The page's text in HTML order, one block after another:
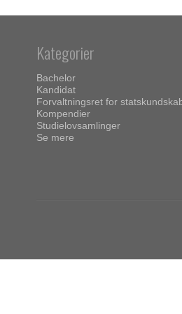
Kategorier
Bachelor
Kandidat
Forvaltningsret for
Kompendier
Studielovsamlinger
Se mere